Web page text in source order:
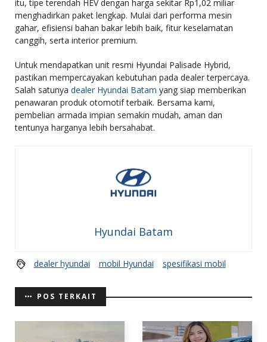
itu, tipe terendah HEV dengan harga sekitar Rp1,02 miliar
menghadirkan paket lengkap. Mulai dari performa mesin
gahar, efisiensi bahan bakar lebih baik, fitur keselamatan
canggih, serta interior premium.
Untuk mendapatkan unit resmi Hyundai Palisade Hybrid,
pastikan mempercayakan kebutuhan pada dealer terpercaya.
Salah satunya dealer Hyundai Batam yang siap memberikan
penawaran produk otomotif terbaik. Bersama kami,
pembelian armada impian semakin mudah, aman dan
tentunya harganya lebih bersahabat.
Hyundai Batam
dealer hyundai mobil Hyundai spesifikasi mobil
POS TERKAIT